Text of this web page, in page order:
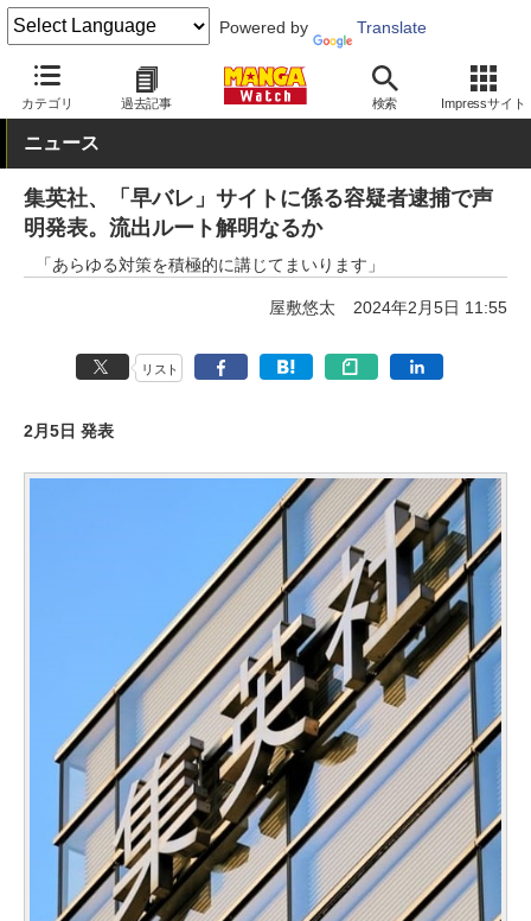
Powered by Translate
カテゴリ 過去記事 検索 Impressサイト
MANGA Watch その他
ニュース
集英社、「早バレ」サイトに係る容疑者逮捕で声
明発表。流出ルート解明なるか
「あらゆる対策を積極的に講じてまいります」
屋敷悠太 2024年2月5日 11:55
リスト
2月5日 発表